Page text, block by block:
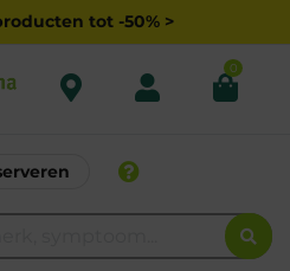
tot -50% >
0